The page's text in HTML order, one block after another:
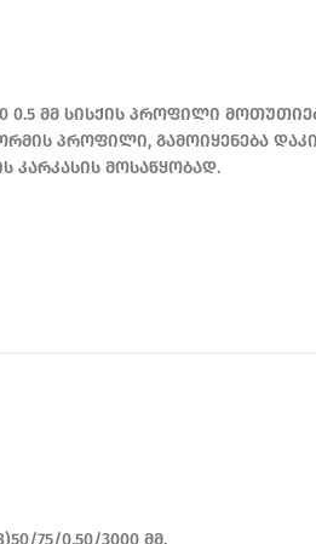
0.5 მმ სისქის პროფილი
პროფილი, გამოიყენება
კარკასის მოსაწყობად.
75/0.50/3000 მმ.